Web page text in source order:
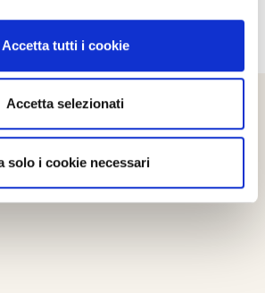
Accetta tutti i cookie
Accetta selezionati
solo i cookie necessari